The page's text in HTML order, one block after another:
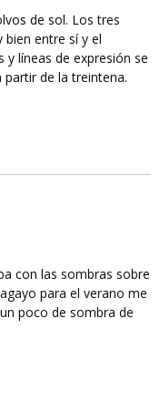
de sol. Los tres
entre sí y el
líneas de expresión se
de la treintena.
con las sombras sobre
para el verano me
poco de sombra de